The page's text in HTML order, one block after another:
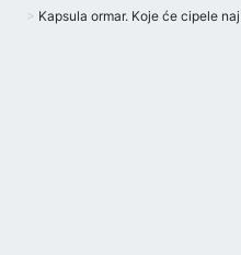
Kapsula ormar. Koje će cipele